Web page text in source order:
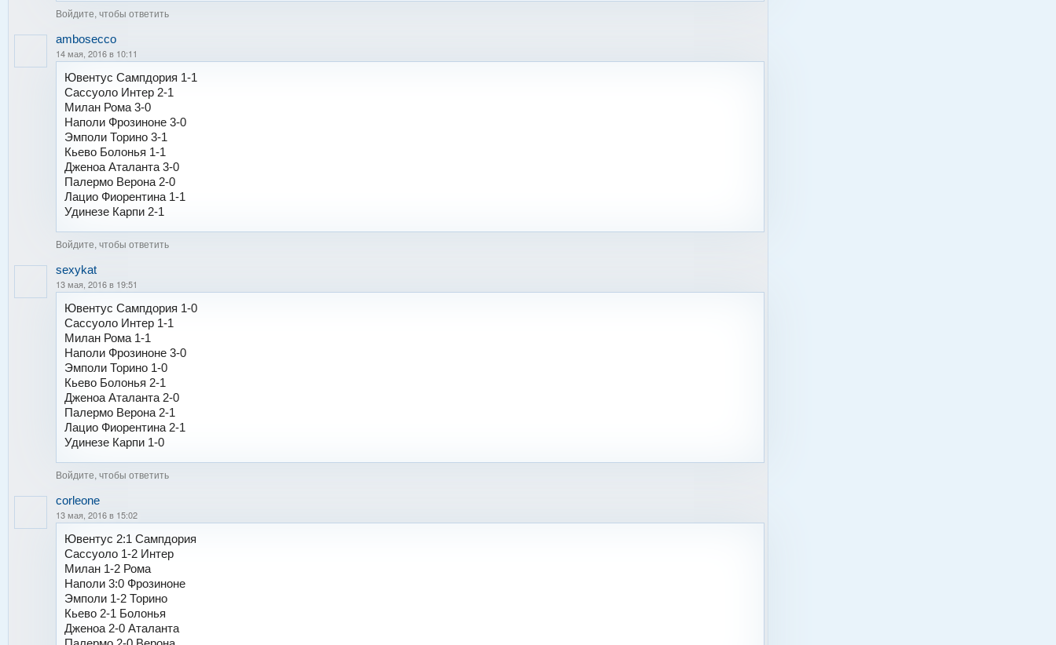
Войдите, чтобы ответить
ambosecco
14 мая, 2016 в 10:11
Ювентус Сампдория 1-1
Сассуоло Интер 2-1
Милан Рома 3-0
Наполи Фрозиноне 3-0
Эмполи Торино 3-1
Кьево Болонья 1-1
Дженоа Аталанта 3-0
Палермо Верона 2-0
Лацио Фиорентина 1-1
Удинезе Карпи 2-1
Войдите, чтобы ответить
sexykat
13 мая, 2016 в 19:51
Ювентус Сампдория 1-0
Сассуоло Интер 1-1
Милан Рома 1-1
Наполи Фрозиноне 3-0
Эмполи Торино 1-0
Кьево Болонья 2-1
Дженоа Аталанта 2-0
Палермо Верона 2-1
Лацио Фиорентина 2-1
Удинезе Карпи 1-0
Войдите, чтобы ответить
corleone
13 мая, 2016 в 15:02
Ювентус 2:1 Сампдория
Сассуоло 1-2 Интер
Милан 1-2 Рома
Наполи 3:0 Фрозиноне
Эмполи 1-2 Торино
Кьево 2-1 Болонья
Дженоа 2-0 Аталанта